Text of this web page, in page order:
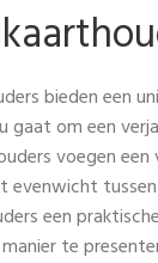
bieden een
gaat om een
voegen
evenwicht
een
te